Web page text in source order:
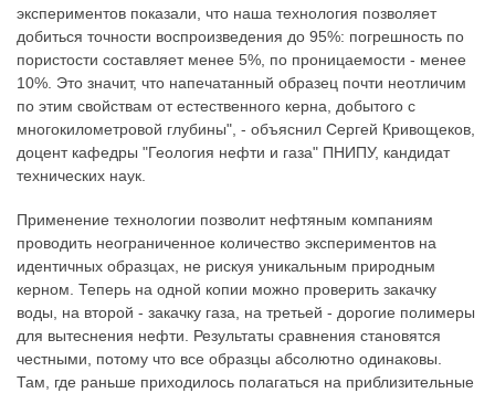
экспериментов показали, что наша технология позволяет
добиться точности воспроизведения до 95%: погрешность по
пористости составляет менее 5%, по проницаемости - менее
10%. Это значит, что напечатанный образец почти неотличим
по этим свойствам от естественного керна, добытого с
многокилометровой глубины", - объяснил Сергей Кривощеков,
доцент кафедры "Геология нефти и газа" ПНИПУ, кандидат
технических наук.
Применение технологии позволит нефтяным компаниям
проводить неограниченное количество экспериментов на
идентичных образцах, не рискуя уникальным природным
керном. Теперь на одной копии можно проверить закачку
воды, на второй - закачку газа, на третьей - дорогие полимеры
для вытеснения нефти. Результаты сравнения становятся
честными, потому что все образцы абсолютно одинаковы.
Там, где раньше приходилось полагаться на приблизительные